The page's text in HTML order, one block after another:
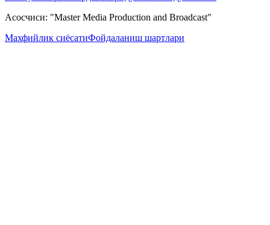
Асосчиси: "Master Media Production and Broadcast"
Махфийлик сиёсатиФойдаланиш шартлари